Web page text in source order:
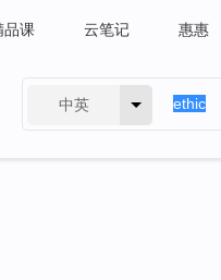
品课 云笔记 惠惠
中英